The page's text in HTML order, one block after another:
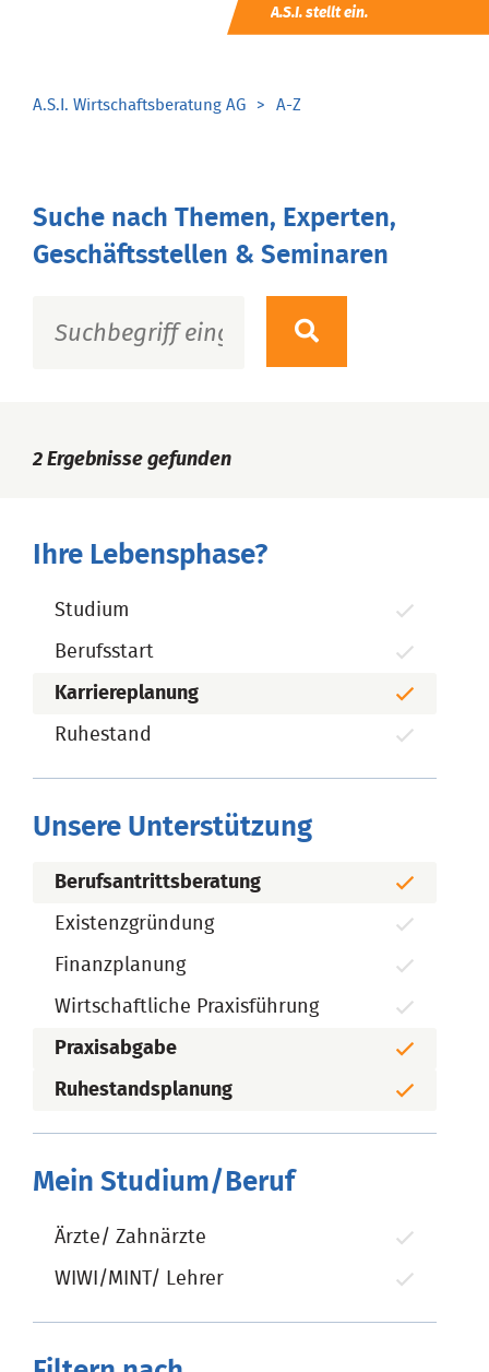
A.S.I. stellt ein.
A.S.I. Wirtschaftsberatung AG A-Z
Suche nach Themen, Experten,
Geschäftsstellen & Seminaren
2 Ergebnisse gefunden
Ihre Lebensphase?
Studium
Berufsstart
Karriereplanung
Ruhestand
Unsere Unterstützung
Berufsantrittsberatung
Existenzgründung
Finanzplanung
Wirtschaftliche Praxisführung
Praxisabgabe
Ruhestandsplanung
Mein Studium/Beruf
Ärzte/ Zahnärzte
WIWI/MINT/ Lehrer